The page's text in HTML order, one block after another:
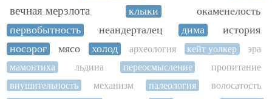
вечная мерзлота
клыки
окаменелость
первобытность
неандерталец дима
история
носорог
мясо холод археология кейт уолкер
эра
мамонтиха
льдина переосмысление
пропитание
внушительность
механизм палеология
волосатость